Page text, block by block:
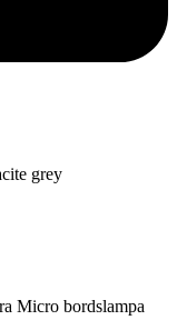
grey
Micro bordslampa